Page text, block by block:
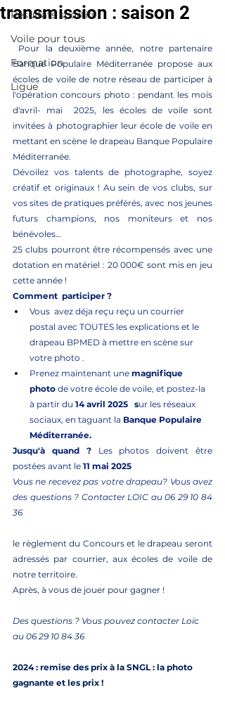
Résultats sportifs
Voile pour tous
Formation
Ligue
transmission : saison 2
Pour la deuxième année, notre partenaire
Banque Populaire Méditerranée propose aux
écoles de voile de notre réseau de participer à
l'opération concours photo : pendant les mois
d'avril- mai  2025, les écoles de voile sont
invitées à photographier leur école de voile en
mettant en scène le drapeau Banque Populaire
Méditerranée.
Dévoilez vos talents de photographe, soyez
créatif et originaux ! Au sein de vos clubs, sur
vos sites de pratiques préférés, avec nos jeunes
futurs champions, nos moniteurs et nos
bénévoles…
25 clubs pourront être récompensés avec une
dotation en matériel : 20 000€ sont mis en jeu
cette année !
Comment  participer ?
Vous  avez déja reçu reçu un courrier
postal avec TOUTES les explications et le
drapeau BPMED à mettre en scène sur
votre photo .
Prenez maintenant une magnifique
photo de votre école de voile, et postez-la
à partir du 14 avril 2025   sur les réseaux
sociaux, en taguant la Banque Populaire
Méditerranée.
Jusqu'à quand ? Les photos doivent être
postées avant le 11 mai 2025
Vous ne recevez pas votre drapeau? Vous avez
des questions ? Contacter LOIC au 06 29 10 84
36
le règlement du Concours et le drapeau seront
adressés par courrier, aux écoles de voile de
notre territoire.
Après, à vous de jouer pour gagner !
Des questions ? Vous pouvez contacter Loïc
au 06 29 10 84 36
2024 : remise des prix à la SNGL : la photo
gagnante et les prix !